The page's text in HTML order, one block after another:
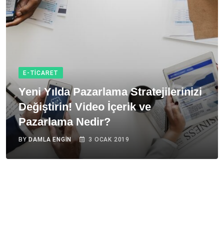
E-TICARET
Yeni Yılda Pazarlama Stratejilerinizi
Değiştirin! Video İçerik ve
Pazarlama Nedir?
BYDAMLA ENGIN 3 OCAK 2019